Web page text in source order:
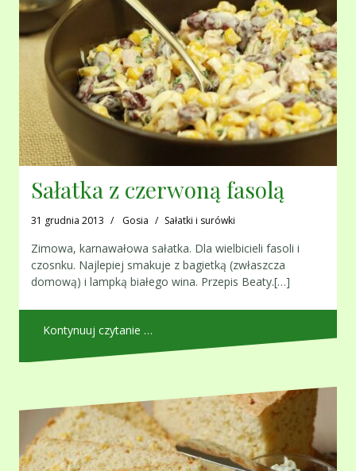
Sałatka z czerwoną fasolą
31 grudnia 2013 Gosia Sałatki i surówki
Zimowa, karnawałowa sałatka. Dla wielbicieli fasoli i
czosnku. Najlepiej smakuje z bagietką (zwłaszcza
domową) i lampką białego wina. Przepis Beaty.[…]
Kontynuuj czytanie …